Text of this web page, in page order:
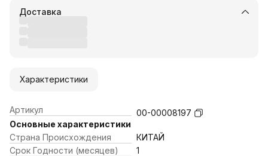
Доставка
Характеристики
Артикул
00-00008197
Основные характеристики
Страна Происхождения
КИТАЙ
Срок Годности (месяцев)
1